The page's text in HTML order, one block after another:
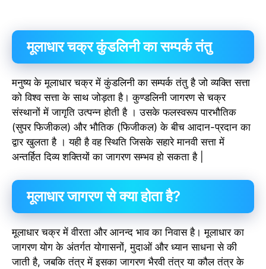
मूलाधार चक्र कुंडलिनी का सम्पर्क तंतु
मनुष्य के मूलाधार चक्र में कुंडलिनी का सम्पर्क तंतु है जो व्यक्ति सत्ता
को विश्व सत्ता के साथ जोड़ता है। कुण्डलिनी जागरण से चक्र
संस्थानों में जागृति उत्पन्न होती है । उसके फलस्वरूप पारभौतिक
(सुपर फिजीकल) और भौतिक (फिजीकल) के बीच आदान-प्रदान का
द्वार खुलता है । यही है वह स्थिति जिसके सहारे मानवी सत्ता में
अन्तर्हित दिव्य शक्तियों का जागरण सम्भव हो सकता है |
मूलाधार जागरण से क्या होता है?
मूलाधार चक्र में वीरता और आनन्द भाव का निवास है। मूलाधार का
जागरण योग के अंतर्गत योगासनों, मुदाओं और ध्यान साधना से की
जाती है, जबकि तंत्र में इसका जागरण भैरवी तंत्र या कौल तंत्र के